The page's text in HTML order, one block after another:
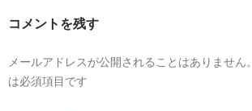
ョ
コメントを残す
メールアドレスが公開されることはありません。
は必須項目です